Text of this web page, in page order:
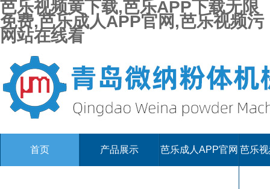
芭乐视频黄下载,芭乐APP下载无限
免费,芭乐成人APP官网,芭乐视频污
网站在线看
首页 产品展示 芭乐成人APP官网 芭乐